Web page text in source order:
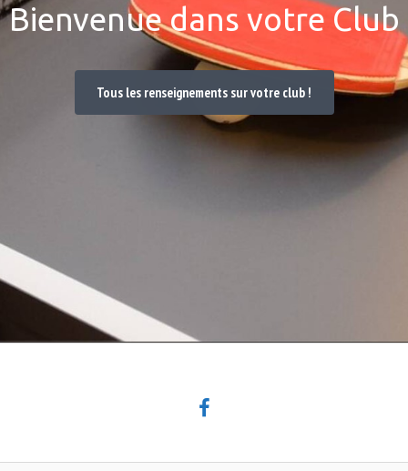
Bienvenue dans votre Club
Tous les renseignements sur votre club !